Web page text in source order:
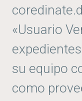
«Usuario
su equipo
como